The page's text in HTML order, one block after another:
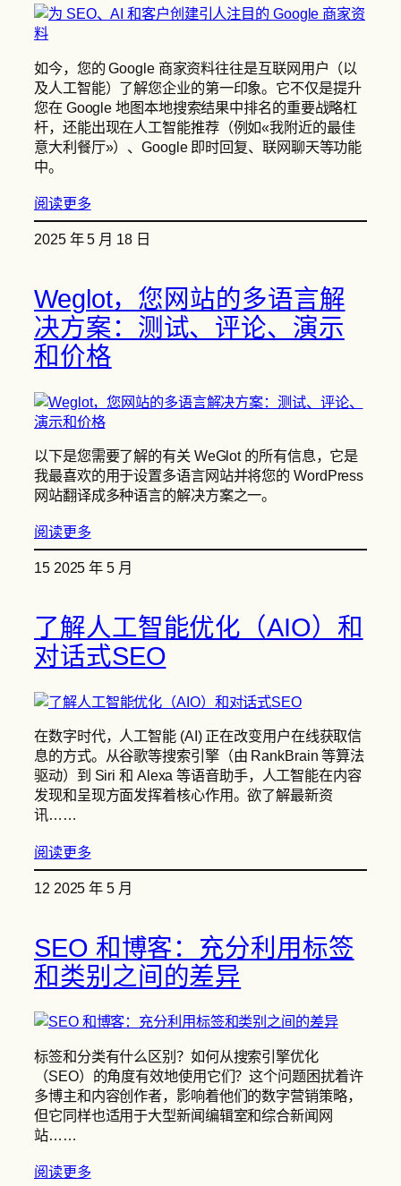
如今，您的 Google 商家资料往往是互联网用户（以
及人工智能）了解您企业的第一印象。它不仅是提升
您在 Google 地图本地搜索结果中排名的重要战略杠
杆，还能出现在人工智能推荐（例如«我附近的最佳
意大利餐厅»）、Google 即时回复、联网聊天等功能
中。
阅读更多
2025 年 5 月 18 日
Weglot，您网站的多语言解
决方案：测试、评论、演示
和价格
以下是您需要了解的有关 WeGlot 的所有信息，它是
我最喜欢的用于设置多语言网站并将您的 WordPress
网站翻译成多种语言的解决方案之一。
阅读更多
15 2025 年 5 月
了解人工智能优化（AIO）和
对话式SEO
在数字时代，人工智能 (AI) 正在改变用户在线获取信
息的方式。从谷歌等搜索引擎（由 RankBrain 等算法
驱动）到 Siri 和 Alexa 等语音助手，人工智能在内容
发现和呈现方面发挥着核心作用。欲了解最新资
讯……
阅读更多
12 2025 年 5 月
SEO 和博客：充分利用标签
和类别之间的差异
标签和分类有什么区别？如何从搜索引擎优化
（SEO）的角度有效地使用它们？这个问题困扰着许
多博主和内容创作者，影响着他们的数字营销策略，
但它同样也适用于大型新闻编辑室和综合新闻网
站……
阅读更多